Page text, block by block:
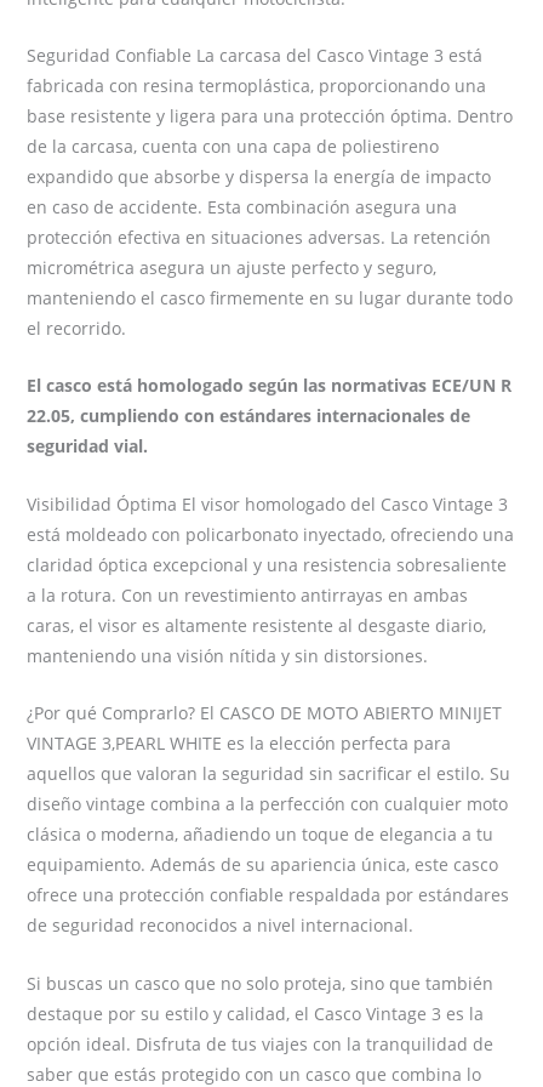
Seguridad Confiable La carcasa del Casco Vintage 3 está
fabricada con resina termoplástica, proporcionando una
base resistente y ligera para una protección óptima. Dentro
de la carcasa, cuenta con una capa de poliestireno
expandido que absorbe y dispersa la energía de impacto
en caso de accidente. Esta combinación asegura una
protección efectiva en situaciones adversas. La retención
micrométrica asegura un ajuste perfecto y seguro,
manteniendo el casco firmemente en su lugar durante todo
el recorrido.
El casco está homologado según las normativas ECE/UN R
22.05, cumpliendo con estándares internacionales de
seguridad vial.
Visibilidad Óptima El visor homologado del Casco Vintage 3
está moldeado con policarbonato inyectado, ofreciendo una
claridad óptica excepcional y una resistencia sobresaliente
a la rotura. Con un revestimiento antirrayas en ambas
caras, el visor es altamente resistente al desgaste diario,
manteniendo una visión nítida y sin distorsiones.
¿Por qué Comprarlo? El CASCO DE MOTO ABIERTO MINIJET
VINTAGE 3,PEARL WHITE es la elección perfecta para
aquellos que valoran la seguridad sin sacrificar el estilo. Su
diseño vintage combina a la perfección con cualquier moto
clásica o moderna, añadiendo un toque de elegancia a tu
equipamiento. Además de su apariencia única, este casco
ofrece una protección confiable respaldada por estándares
de seguridad reconocidos a nivel internacional.
Si buscas un casco que no solo proteja, sino que también
destaque por su estilo y calidad, el Casco Vintage 3 es la
opción ideal. Disfruta de tus viajes con la tranquilidad de
saber que estás protegido con un casco que combina lo